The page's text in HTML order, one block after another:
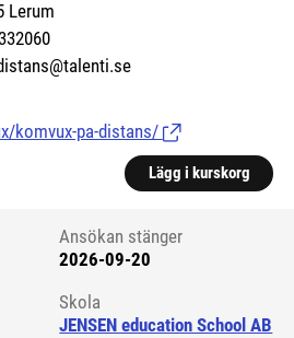
komvux-pa-distans/ (Länk till extern
Lägg i kurskorg
Ansökan stänger
2026-09-20
Skola
JENSEN education School AB